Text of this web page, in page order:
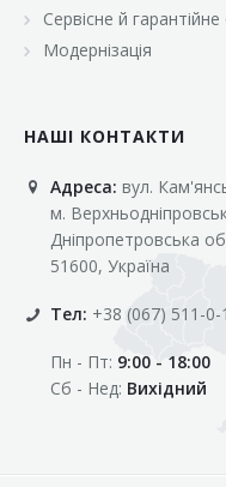
«Фора»
«Фреш»
«Фуршет»
«Цент»
Сервісне й
Модернізація
НАШІ КОНТАКТИ
Адреса: вул.
м.
Дніпропетровська
51600, Україна
Тел: +38 (067) 511-0-
Пн - Пт: 9:00 - 18:00
Сб - Нед: Вихідний